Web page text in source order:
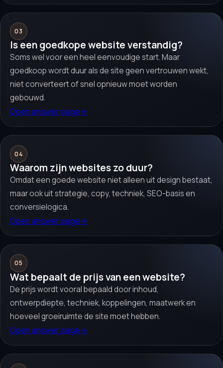
03
Is een goedkope website verstandig?
Soms wel voor een heel eenvoudige start. Maar
goedkoop wordt duur als de site geen vertrouwen wekt,
niet converteert of snel opnieuw moet worden
gebouwd.
Open answer page→
04
Waarom zijn websites zo duur?
Omdat een goede website niet alleen uit design bestaat,
maar ook uit strategie, copy, techniek, SEO-basis en
conversielogica.
Open answer page→
05
Wat bepaalt de prijs van een website?
De prijs wordt vooral bepaald door inhoud,
ontwerpdiepte, techniek, koppelingen, maatwerk en
hoeveel groeiruimte de site moet hebben.
Open answer page→